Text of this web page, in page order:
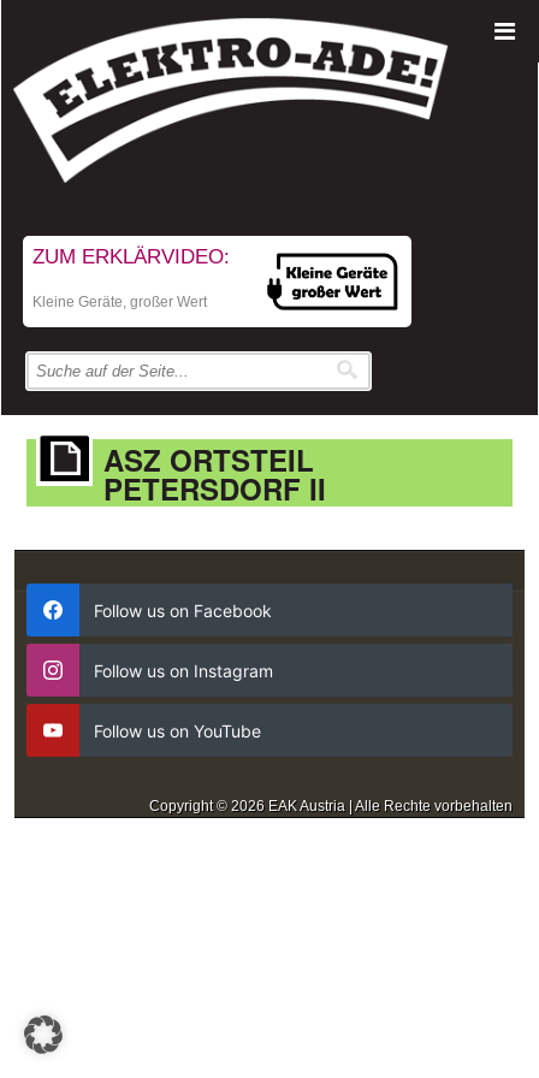
ZUM ERKLÄRVIDEO:
Kleine Geräte, großer Wert
ASZ ORTSTEIL
PETERSDORF II
Follow us on Facebook
Follow us on Instagram
Follow us on YouTube
Copyright © 2026 EAK Austria | Alle Rechte vorbehalten